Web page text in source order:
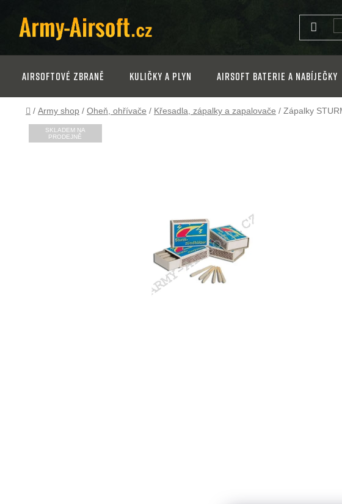
obsah
Airsoftové zbraně Kuličky a plyn Airsoft baterie a nabíječky
Domů
/ Army shop / Oheň, ohřívače / Křesadla, zápalky a zapalovače / Zápalky
SKLADEM NA
PRODEJNĚ